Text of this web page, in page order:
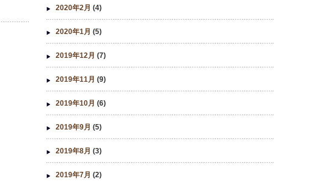
2020年2月 (4)
2020年1月 (5)
2019年12月 (7)
2019年11月 (9)
2019年10月 (6)
2019年9月 (5)
2019年8月 (3)
2019年7月 (2)